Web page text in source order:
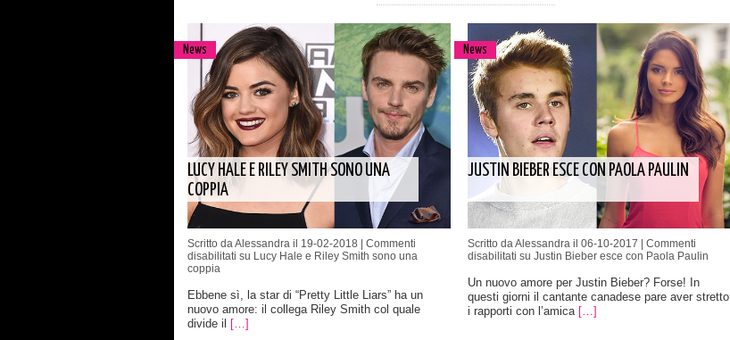
News
LUCY HALE E RILEY SMITH SONO UNA
COPPIA
Scritto da Alessandra il 19-02-2018 | Commenti
disabilitati su Lucy Hale e Riley Smith sono una
coppia
Ebbene sì, la star di “Pretty Little Liars” ha un
nuovo amore: il collega Riley Smith col quale
divide il
[…]
News
JUSTIN BIEBER ESCE CON PAOLA PAULIN
Scritto da Alessandra il 06-10-2017 | Commenti
disabilitati su Justin Bieber esce con Paola Paulin
Un nuovo amore per Justin Bieber? Forse! In
questi giorni il cantante canadese pare aver stretto
i rapporti con l’amica […]